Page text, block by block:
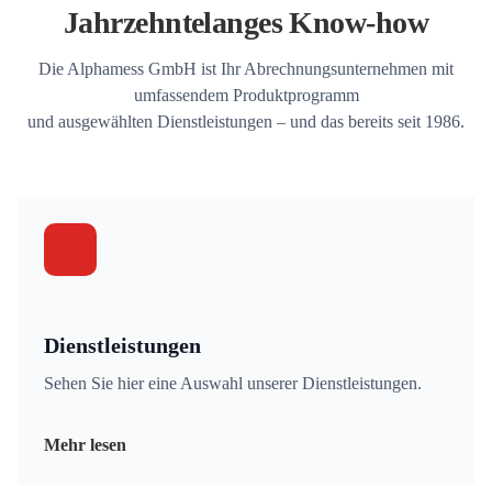
Jahrzehntelanges Know-how
Die Alphamess GmbH ist Ihr Abrechnungsunternehmen mit
umfassendem Produktprogramm
und ausgewählten Dienstleistungen – und das bereits seit 1986.
Dienstleistungen
Sehen Sie hier eine Auswahl unserer Dienstleistungen.
Mehr lesen